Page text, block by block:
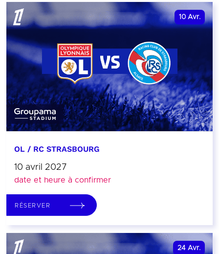
10 Avr.
OL / RC STRASBOURG
10 avril 2027
date et heure à confirmer
RÉSERVER
24 Avr.